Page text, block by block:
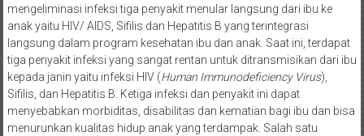
mengeliminasi infeksi tiga penyakit menular langsung dari ibu ke
anak yaitu HIV/ AIDS, Sifilis dan Hepatitis B yang terintegrasi
langsung dalam program kesehatan ibu dan anak. Saat ini, terdapat
tiga penyakit infeksi yang sangat rentan untuk ditransmisikan dari ibu
kepada janin yaitu infeksi HIV (Human Immunodeficiency Virus),
Sifilis, dan Hepatitis B. Ketiga infeksi dan penyakit ini dapat
menyebabkan morbiditas, disabilitas dan kematian bagi ibu dan bisa
menurunkan kualitas hidup anak yang terdampak. Salah satu